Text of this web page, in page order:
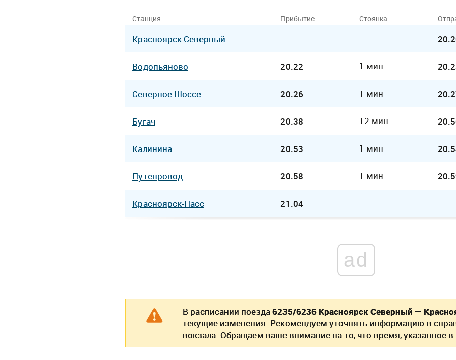
Станция Прибытие Стоянка
Красноярск Северный
Водопьяново 20.22 1 мин
Северное Шоссе 20.26 1 мин
Бугач 20.38 12 мин
Калинина 20.53 1 мин
Путепровод 20.58 1 мин
Красноярск-Пасс 21.04
ad
В расписании поезда6235/6236 Красноярск Северный —
текущие изменения. Рекомендуем уточнять информацию в
вокзала. Обращаем ваше внимание на то, что время, указанное